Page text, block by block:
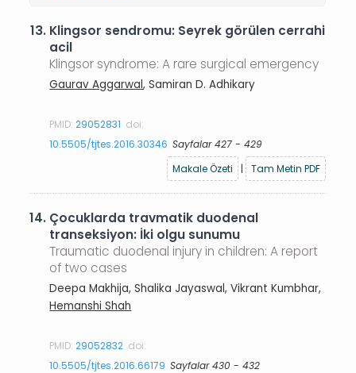
13. Klingsor sendromu: Seyrek görülen cerrahi
acil
Klingsor syndrome: A rare surgical emergency
Gaurav Aggarwal, Samiran D. Adhikary
PMID:29052831 doi:
10.5505/tjtes.2016.30346 Sayfalar 427 - 429
Makale Özeti
| Tam Metin PDF
14. Çocuklarda travmatik duodenal
transeksiyon: İki olgu sunumu
Traumatic duodenal injury in children: A report
of two cases
Deepa Makhija, Shalika Jayaswal, Vikrant Kumbhar,
Hemanshi Shah
PMID:29052832 doi:
10.5505/tjtes.2016.66179 Sayfalar 430 - 432